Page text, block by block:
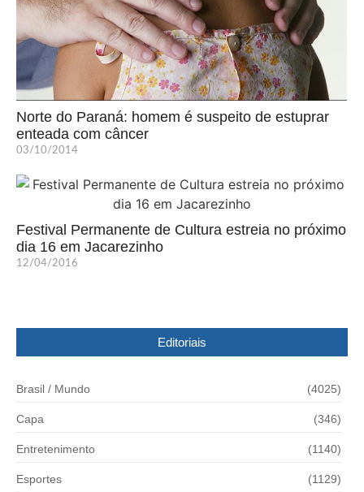
Norte do Paraná: homem é suspeito de estuprar
enteada com câncer
03/10/2014
Festival Permanente de Cultura estreia no próximo
dia 16 em Jacarezinho
12/04/2016
Editoriais
Brasil / Mundo (4025)
Capa (346)
Entretenimento (1140)
Esportes (1129)